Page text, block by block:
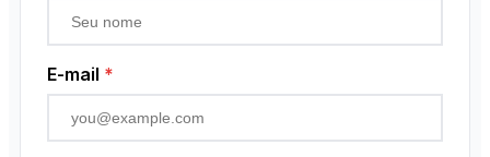
E-mail *